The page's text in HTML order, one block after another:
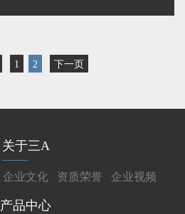
1 2 下一页
关于三A
企业文化 资质荣誉 企业视频
产品中心